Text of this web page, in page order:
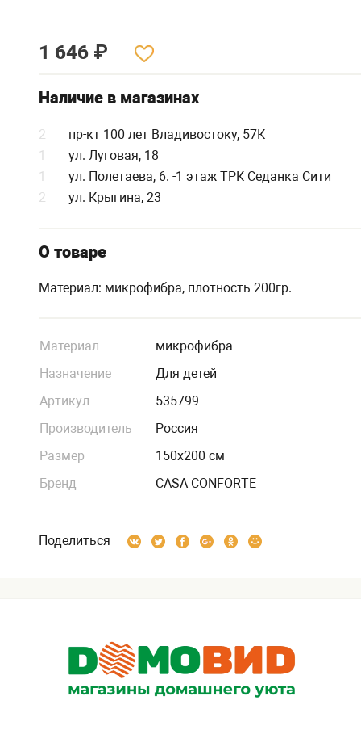
1 646 ₽
Наличие в магазинах
2
пр-кт 100 лет Владивостоку, 57К
1
ул. Луговая, 18
1
ул. Полетаева, 6. -1 этаж ТРК Седанка Сити
2
ул. Крыгина, 23
О товаре
Материал: микрофибра, плотность 200гр.
Материал
микрофибра
Назначение
Для детей
Артикул
535799
Производитель
Россия
Размер
150х200 см
Бренд
CASA CONFORTE
Поделиться